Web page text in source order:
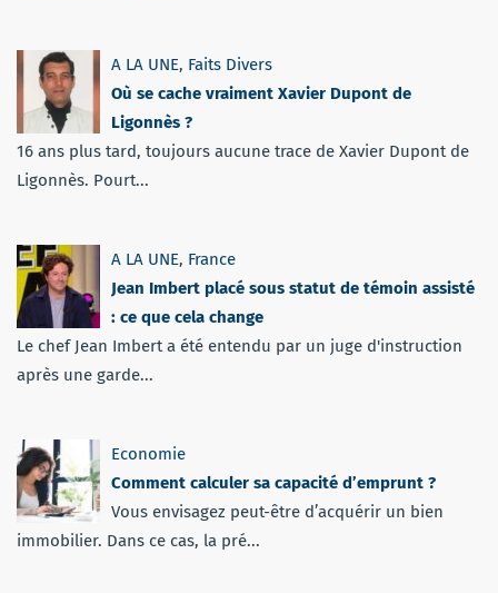
A LA UNE, Faits Divers
Où se cache vraiment Xavier Dupont de
Ligonnès ?
16 ans plus tard, toujours aucune trace de Xavier Dupont de
Ligonnès. Pourt...
A LA UNE, France
Jean Imbert placé sous statut de témoin assisté
: ce que cela change
Le chef Jean Imbert a été entendu par un juge d'instruction
après une garde...
Economie
Comment calculer sa capacité d’emprunt ?
Vous envisagez peut-être d’acquérir un bien
immobilier. Dans ce cas, la pré...